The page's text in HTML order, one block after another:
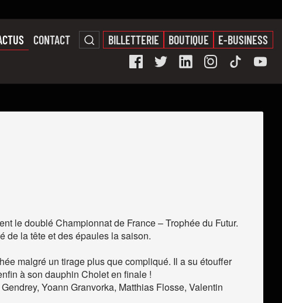
CONTACT BILLETTERIE BOUTIQUE E-BUSINESS
le doublé Championnat de France – Trophée du Futur.
de la tête et des épaules la saison.
malgré un tirage plus que compliqué. Il a su étouffer
à son dauphin Cholet en finale !
Yoann Granvorka, Matthias Flosse, Valentin